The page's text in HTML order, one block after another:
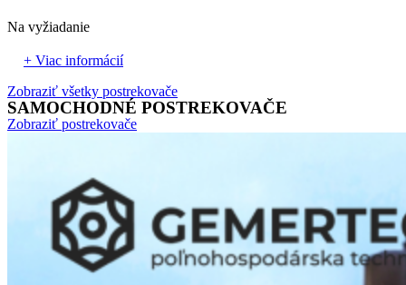
Na vyžiadanie
+ Viac informácií
Zobraziť všetky postrekovače
SAMOCHODNÉ POSTREKOVAČE
Zobraziť postrekovače